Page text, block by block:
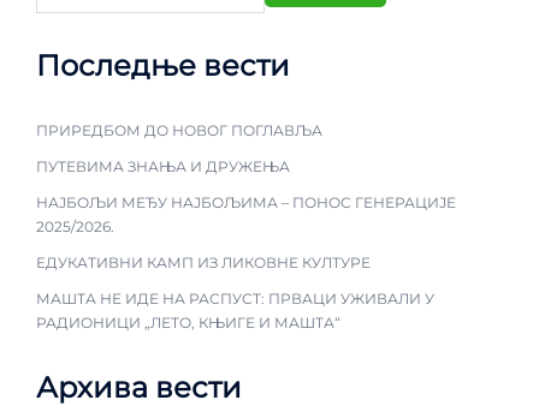
Последње вести
ПРИРЕДБОМ ДО НОВОГ ПОГЛАВЉА
ПУТЕВИМА ЗНАЊА И ДРУЖЕЊА
НАЈБОЉИ МЕЂУ НАЈБОЉИМА – ПОНОС ГЕНЕРАЦИЈЕ
2025/2026.
ЕДУКАТИВНИ КАМП ИЗ ЛИКОВНЕ КУЛТУРЕ
МАШТА НЕ ИДЕ НА РАСПУСТ: ПРВАЦИ УЖИВАЛИ У
РАДИОНИЦИ „ЛЕТО, КЊИГЕ И МАШТА“
Архива вести